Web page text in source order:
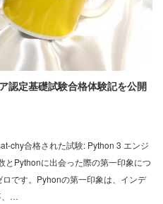
定基礎試験合格体験記を公開
chy合格された試験: Python 3 エンジ
とPythonに出会った際の第一印象につ
です。Pyhonの第一印象は、インデ
、…